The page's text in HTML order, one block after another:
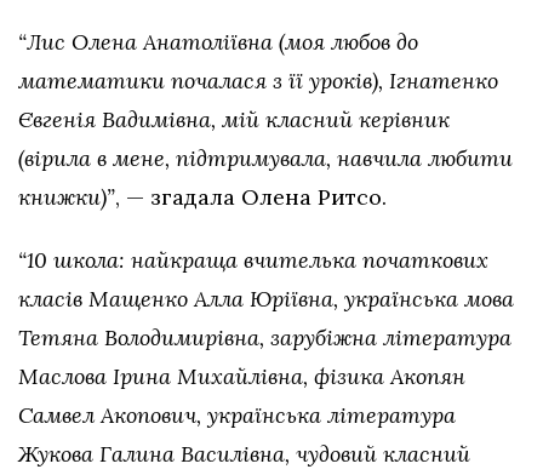
“Лис Олена Анатоліївна (моя любов до
математики почалася з її уроків), Ігнатенко
Євгенія Вадимівна, мій класний керівник
(вірила в мене, підтримувала, навчила любити
книжки)”, — згадала Олена Ритсо.
“10 школа: найкраща вчителька початкових
класів Мащенко Алла Юріївна, українська мова
Тетяна Володимирівна, зарубіжна література
Маслова Ірина Михайлівна, фізика Акопян
Самвел Акопович, українська література
Жукова Галина Василівна, чудовий класний